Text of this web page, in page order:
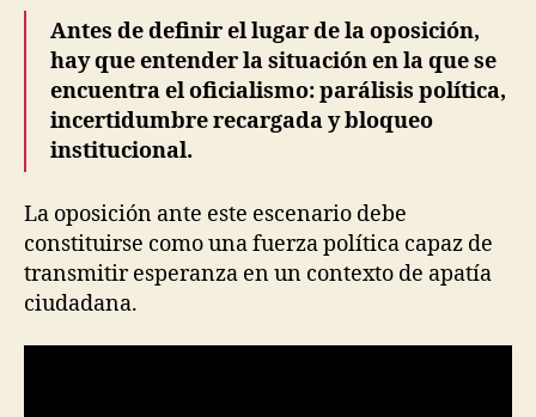
Antes de definir el lugar de la oposición,
hay que entender la situación en la que se
encuentra el oficialismo: parálisis política,
incertidumbre recargada y bloqueo
institucional.
La oposición ante este escenario debe
constituirse como una fuerza política capaz de
transmitir esperanza en un contexto de apatía
ciudadana.